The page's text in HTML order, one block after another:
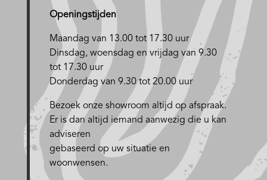
Openingstijden
Maandag van 13.00 tot 17.30 uur
Dinsdag, woensdag en vrijdag van 9.30
tot 17.30 uur
Donderdag van 9.30 tot 20.00 uur
Bezoek onze showroom altijd op afspraak.
Er is dan altijd iemand aanwezig die u kan
adviseren
gebaseerd op uw situatie en
woonwensen.